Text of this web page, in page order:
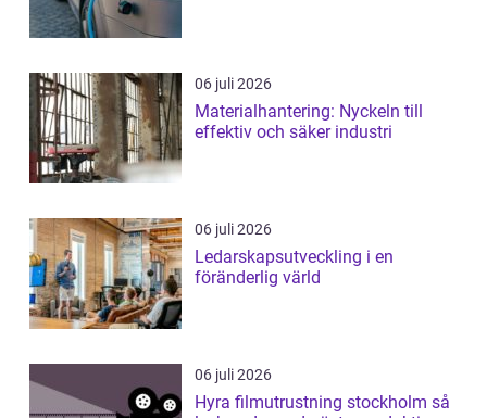
06 juli 2026
Materialhantering: Nyckeln till
effektiv och säker industri
06 juli 2026
Ledarskapsutveckling i en
föränderlig värld
06 juli 2026
Hyra filmutrustning stockholm så